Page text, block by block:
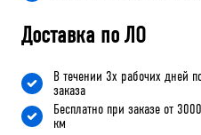
Доставка по ЛО
В течении 3х рабочих дней
заказа
Бесплатно при заказе от
км